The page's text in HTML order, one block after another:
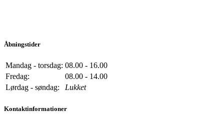
Åbningstider
Mandag - torsdag: 08.00 - 16.00
Fredag:
08.00 - 14.00
Lørdag - søndag:
Lukket
Kontaktinformationer